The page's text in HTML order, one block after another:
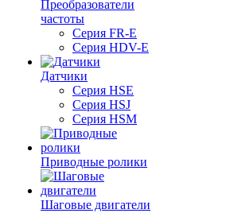
Преобразователи
частоты
Серия FR-E
Серия HDV-E
Датчики
Серия HSE
Серия HSJ
Серия HSM
Приводные ролики
Шаговые двигатели